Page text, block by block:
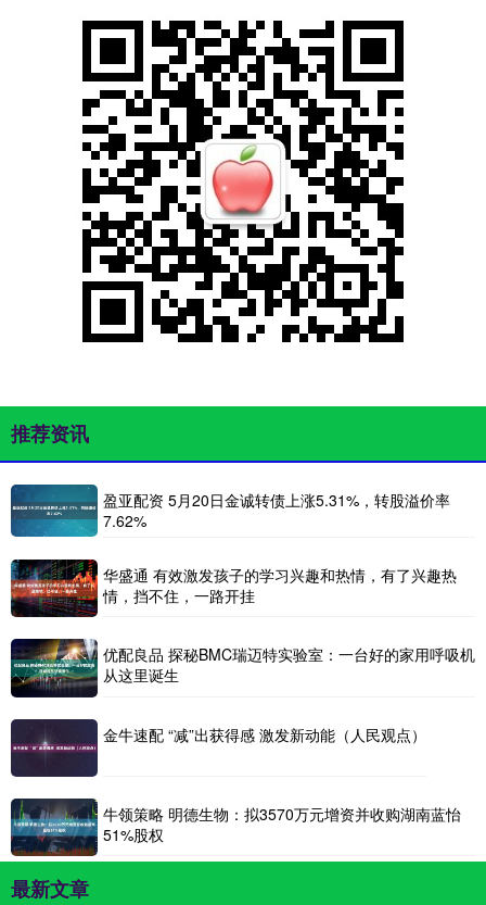
推荐资讯
盈亚配资 5月20日金诚转债上涨5.31%，转股溢价率
7.62%
华盛通 有效激发孩子的学习兴趣和热情，有了兴趣热
情，挡不住，一路开挂
优配良品 探秘BMC瑞迈特实验室：一台好的家用呼吸机
从这里诞生
金牛速配 “减”出获得感 激发新动能（人民观点）
牛领策略 明德生物：拟3570万元增资并收购湖南蓝怡
51%股权
最新文章